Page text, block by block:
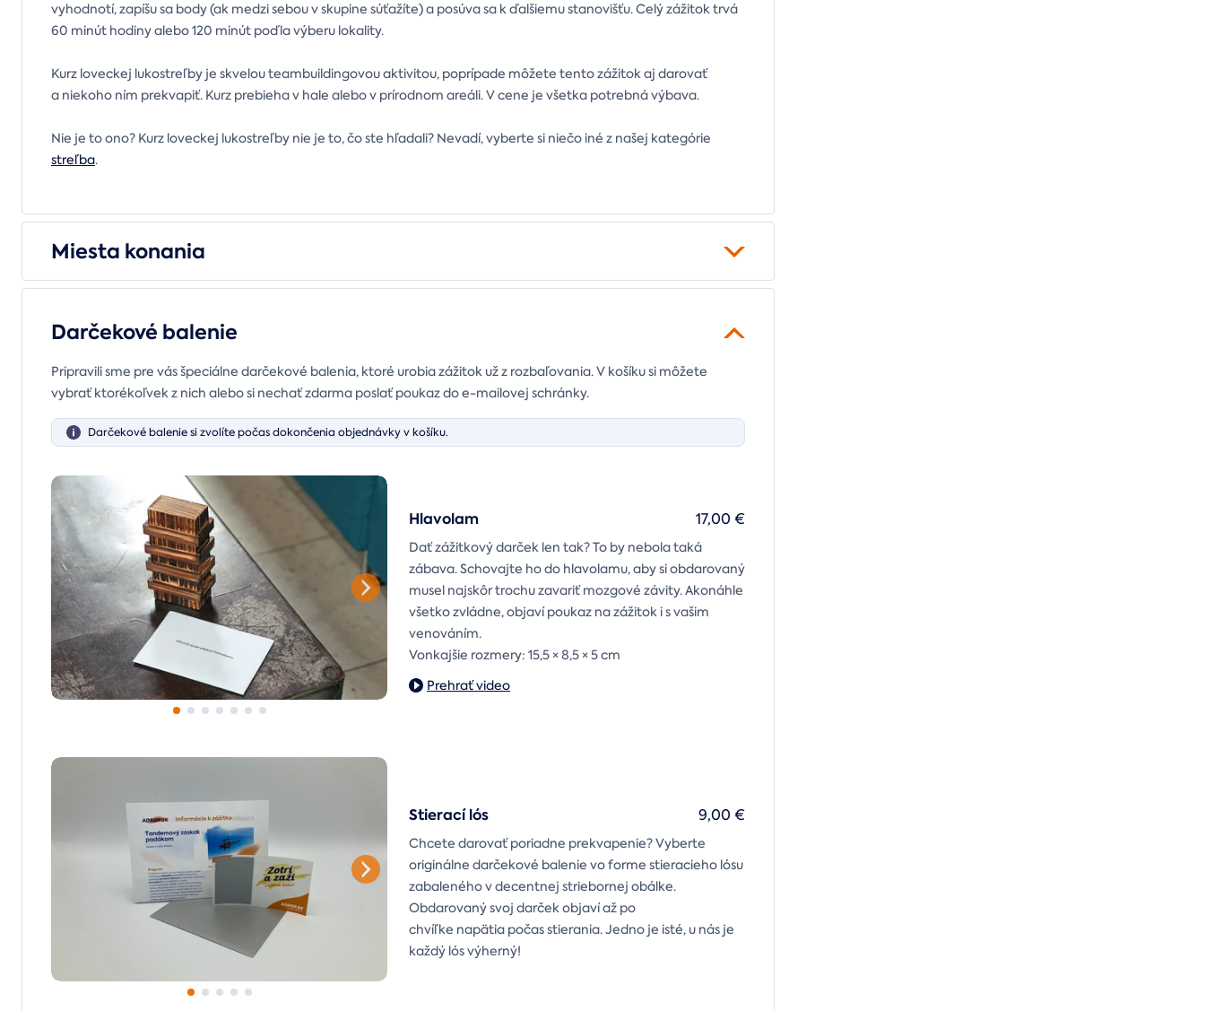
vyhodnotí, zapíšu sa body (ak medzi sebou v skupine súťažíte) a posúva sa k ďalšiemu stanovišťu. Celý zážitok trvá
60 minút hodiny alebo 120 minút poďla výberu lokality.
Kurz loveckej lukostreľby je skvelou teambuildingovou aktivitou, poprípade môžete tento zážitok aj darovať
a niekoho ním prekvapiť. Kurz prebieha v hale alebo v prírodnom areáli. V cene je všetka potrebná výbava.
Nie je to ono? Kurz loveckej lukostreľby nie je to, čo ste hľadali? Nevadí, vyberte si niečo iné z našej kategórie
streľba.
Miesta konania
Darčekové balenie
Pripravili sme pre vás špeciálne darčekové balenia, ktoré urobia zážitok už z rozbaľovania. V košíku si môžete
vybrať ktorékoľvek z nich alebo si nechať zdarma poslať poukaz do e-mailovej schránky.
Darčekové balenie si zvolíte počas dokončenia objednávky v košíku.
Hlavolam
Dať zážitkový darček len tak? To by nebola taká
zábava. Schovajte ho do hlavolamu, aby si obdarovaný
musel najskôr trochu zavariť mozgové závity. Akonáhle
všetko zvládne, objaví poukaz na zážitok i s vašim
venováním.
Vonkajšie rozmery: 15,5 × 8,5 × 5 cm
17,00 €
Prehrať video
Stierací lós
Chcete darovať poriadne prekvapenie? Vyberte
originálne darčekové balenie vo forme stieracieho lósu
zabaleného v decentnej striebornej obálke.
Obdarovaný svoj darček objaví až po
chvíľke napätia počas stierania. Jedno je isté, u nás je
každý lós výherný!
9,00 €